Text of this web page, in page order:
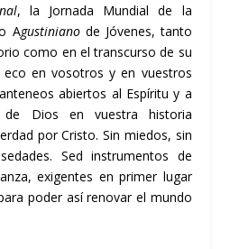
, la Jornada Mundial de la
Agustinianode Jóvenes, tanto
como en el transcurso de su
eco en vosotros y en vuestros
abiertos al Espíritu y a
de Dios en vuestra historia
por Cristo. Sin miedos, sin
Sed instrumentos de
exigentes en primer lugar
poder así renovar el mundo